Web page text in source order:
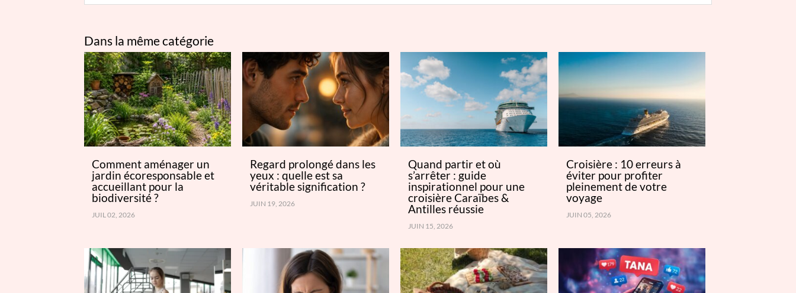
Dans la même catégorie
Comment aménager un
jardin écoresponsable et
accueillant pour la
biodiversité ?
JUIL 02, 2026
Regard prolongé dans les
yeux : quelle est sa
véritable signification ?
JUIN 19, 2026
Quand partir et où
s’arrêter : guide
inspirationnel pour une
croisière Caraïbes &
Antilles réussie
JUIN 15, 2026
Croisière : 10 erreurs à
éviter pour profiter
pleinement de votre
voyage
JUIN 05, 2026